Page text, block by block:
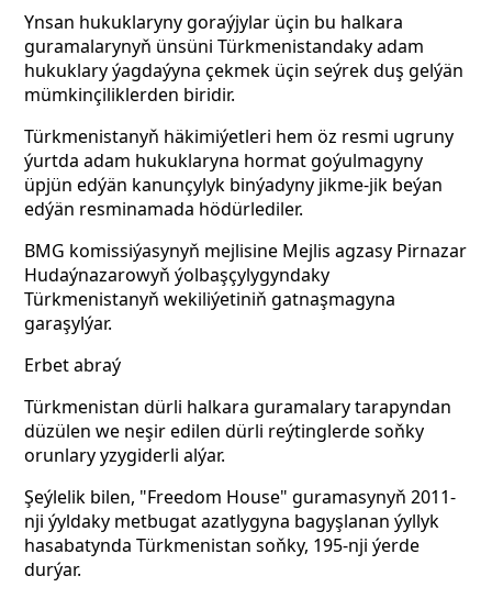
Ynsan hukuklaryny goraýjylar üçin bu halkara
guramalarynyň ünsüni Türkmenistandaky adam
hukuklary ýagdaýyna çekmek üçin seýrek duş gelýän
mümkinçiliklerden biridir.
Türkmenistanyň häkimiýetleri hem öz resmi ugruny
ýurtda adam hukuklaryna hormat goýulmagyny
üpjün edýän kanunçylyk binýadyny jikme-jik beýan
edýän resminamada hödürlediler.
BMG komissiýasynyň mejlisine Mejlis agzasy Pirnazar
Hudaýnazarowyň ýolbaşçylygyndaky
Türkmenistanyň wekiliýetiniň gatnaşmagyna
garaşylýar.
Erbet abraý
Türkmenistan dürli halkara guramalary tarapyndan
düzülen we neşir edilen dürli reýtinglerde soňky
orunlary yzygiderli alýar.
Şeýlelik bilen, "Freedom House" guramasynyň 2011-
nji ýyldaky metbugat azatlygyna bagyşlanan ýyllyk
hasabatynda Türkmenistan soňky, 195-nji ýerde
durýar.